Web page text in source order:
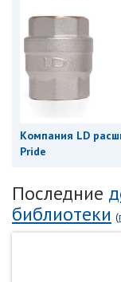
Компания LD
Pride
Последние
библиотеки (